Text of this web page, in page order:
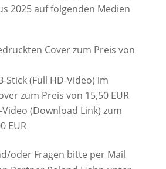
2025 auf folgenden Medien
Cover zum Preis von
Stick (Full HD-Video) im
zum Preis von 15,50 EUR
(Download Link) zum
EUR
oder Fragen bitte per Mail